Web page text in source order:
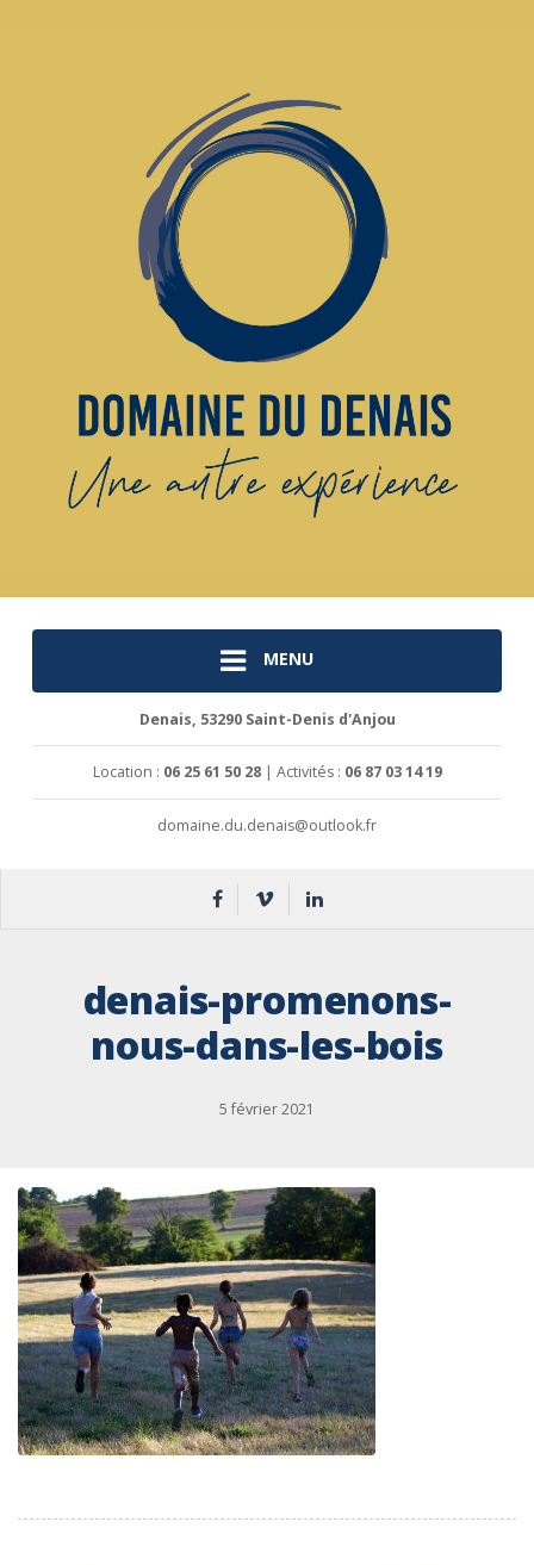
MENU
Denais, 53290 Saint-Denis d'Anjou
Location : 06 25 61 50 28| Activités : 06 87 03 14 19
domaine.du.denais@outlook.fr
denais-promenons-
nous-dans-les-bois
5 février 2021